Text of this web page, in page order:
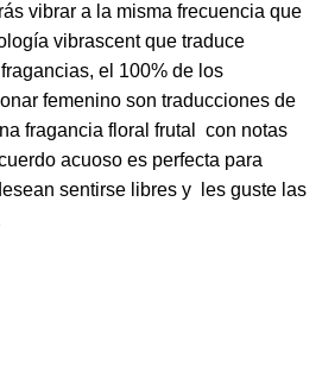
vibrar a la misma frecuencia que
vibrascent que traduce
el 100% de los
femenino son traducciones de
fragancia floral frutal con notas
acuoso es perfecta para
sentirse libres y les guste las